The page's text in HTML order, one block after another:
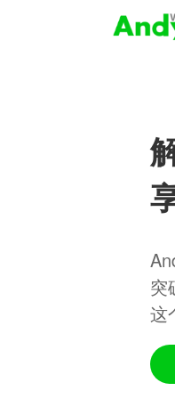
突
这